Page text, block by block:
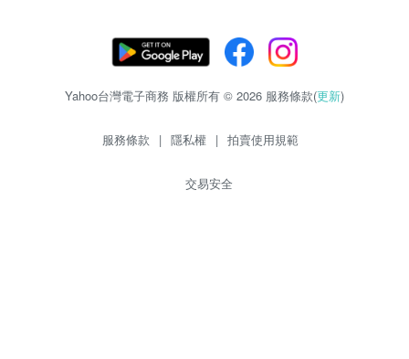
Yahoo台灣電子商務 版權所有 © 2026 服務條款(更新)
服務條款 | 隱私權 | 拍賣使用規範
交易安全